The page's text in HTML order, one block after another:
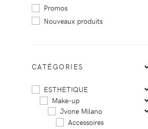
Promos
Nouveaux produits
CATÉGORIES
ESTHETIQUE
Make-up
Jvone Milano
Accessoires